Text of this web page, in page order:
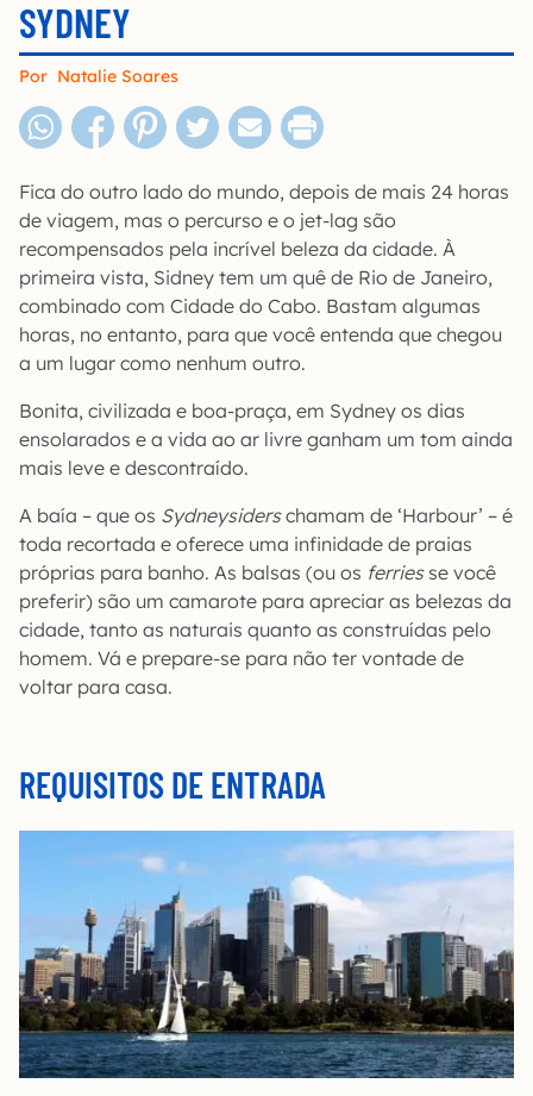
SYDNEY
Por Natalie Soares
Fica do outro lado do mundo, depois de mais 24 horas
de viagem, mas o percurso e o jet-lag são
recompensados pela incrível beleza da cidade. À
primeira vista, Sidney tem um quê de Rio de Janeiro,
combinado com Cidade do Cabo. Bastam algumas
horas, no entanto, para que você entenda que chegou
a um lugar como nenhum outro.
Bonita, civilizada e boa-praça, em Sydney os dias
ensolarados e a vida ao ar livre ganham um tom ainda
mais leve e descontraído.
A baía – que os Sydneysiderschamam de ‘Harbour’ – é
toda recortada e oferece uma infinidade de praias
próprias para banho. As balsas (ou os ferriesse você
preferir) são um camarote para apreciar as belezas da
cidade, tanto as naturais quanto as construídas pelo
homem. Vá e prepare-se para não ter vontade de
voltar para casa.
REQUISITOS DE ENTRADA